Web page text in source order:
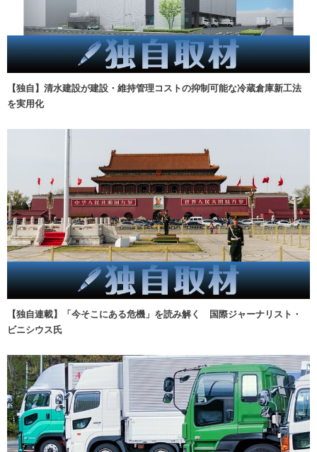
【独自】清水建設が建設・維持管理コストの抑制可能な冷蔵倉庫新工法
を実用化
【独自連載】「今そこにある危機」を読み解く 国際ジャーナリスト・
ビニシウス氏